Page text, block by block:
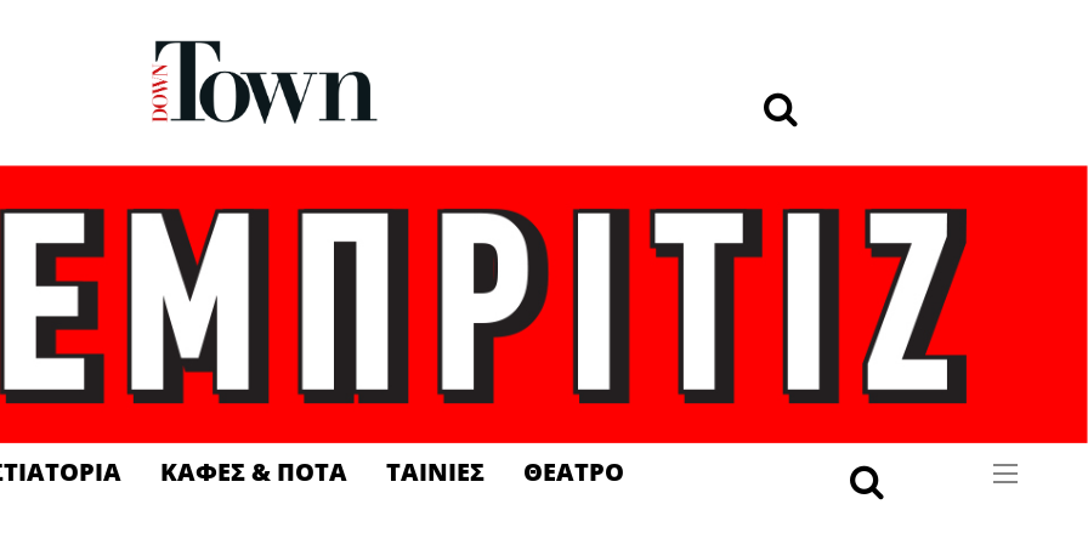
ΚΑΦΕΣ & ΠΟΤΑ ΤΑΙΝΙΕΣ ΘΕΑΤΡΟ